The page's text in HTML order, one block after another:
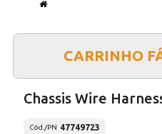
CARRINHO
Chassis Wire
Cód./PN 47749723